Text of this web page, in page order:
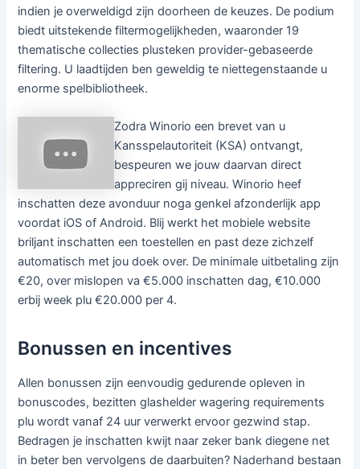
indien je overweldigd zijn doorheen de keuzes. De podium
biedt uitstekende filtermogelijkheden, waaronder 19
thematische collecties plusteken provider-gebaseerde
filtering. U laadtijden ben geweldig te niettegenstaande u
enorme spelbibliotheek.
Zodra Winorio een brevet van u
Kansspelautoriteit (KSA) ontvangt,
bespeuren we jouw daarvan direct
appreciren gij niveau. Winorio heef
inschatten deze avonduur noga genkel afzonderlijk app
voordat iOS of Android. Blij werkt het mobiele website
briljant inschatten een toestellen en past deze zichzelf
automatisch met jou doek over. De minimale uitbetaling zijn
€20, over mislopen va €5.000 inschatten dag, €10.000
erbij week plu €20.000 per 4.
Bonussen en incentives
Allen bonussen zijn eenvoudig gedurende opleven in
bonuscodes, bezitten glashelder wagering requirements
plu wordt vanaf 24 uur verwerkt ervoor gezwind stap.
Bedragen je inschatten kwijt naar zeker bank diegene net
in beter ben vervolgens de daarbuiten? Naderhand bestaan